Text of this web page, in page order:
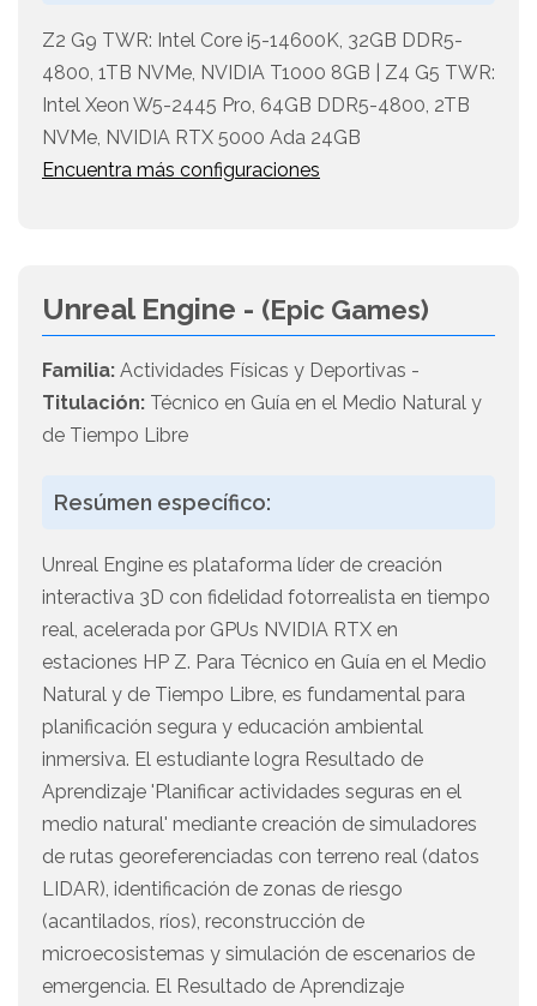
Z2 G9 TWR: Intel Core i5-14600K, 32GB DDR5-
4800, 1TB NVMe, NVIDIA T1000 8GB | Z4 G5 TWR:
Intel Xeon W5-2445 Pro, 64GB DDR5-4800, 2TB
NVMe, NVIDIA RTX 5000 Ada 24GB
Encuentra más configuraciones
Unreal Engine - (Epic Games)
Familia: Actividades Físicas y Deportivas -
Titulación: Técnico en Guía en el Medio Natural y
de Tiempo Libre
Resúmen específico:
Unreal Engine es plataforma líder de creación
interactiva 3D con fidelidad fotorrealista en tiempo
real, acelerada por GPUs NVIDIA RTX en
estaciones HP Z. Para Técnico en Guía en el Medio
Natural y de Tiempo Libre, es fundamental para
planificación segura y educación ambiental
inmersiva. El estudiante logra Resultado de
Aprendizaje 'Planificar actividades seguras en el
medio natural' mediante creación de simuladores
de rutas georeferenciadas con terreno real (datos
LIDAR), identificación de zonas de riesgo
(acantilados, ríos), reconstrucción de
microecosistemas y simulación de escenarios de
emergencia. El Resultado de Aprendizaje